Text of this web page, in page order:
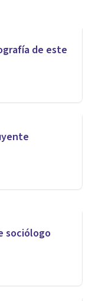
de este
de
sociólogo